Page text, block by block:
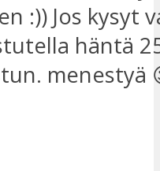
:)) Jos kysyt
häntä
menestyä